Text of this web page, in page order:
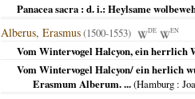
Panacea sacra : d. i.: Heylsame
Alberus, Erasmus(1500-1553) DE EN
Vom Wintervogel Halcyon, ein herrlich
Vom Wintervogel Halcyon/ ein herlich
Erasmum Alberum. ...(Hamburg :